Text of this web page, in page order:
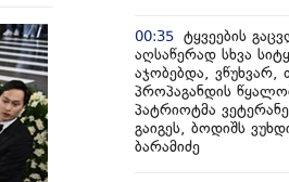
00:35 ტყვეების
აღსაწერად სხვა
აჯობებდა, ვწუხვარ,
პროპაგანდის
პატრიოტმა
გაიგეს, ბოდიშს
ბარამიძე